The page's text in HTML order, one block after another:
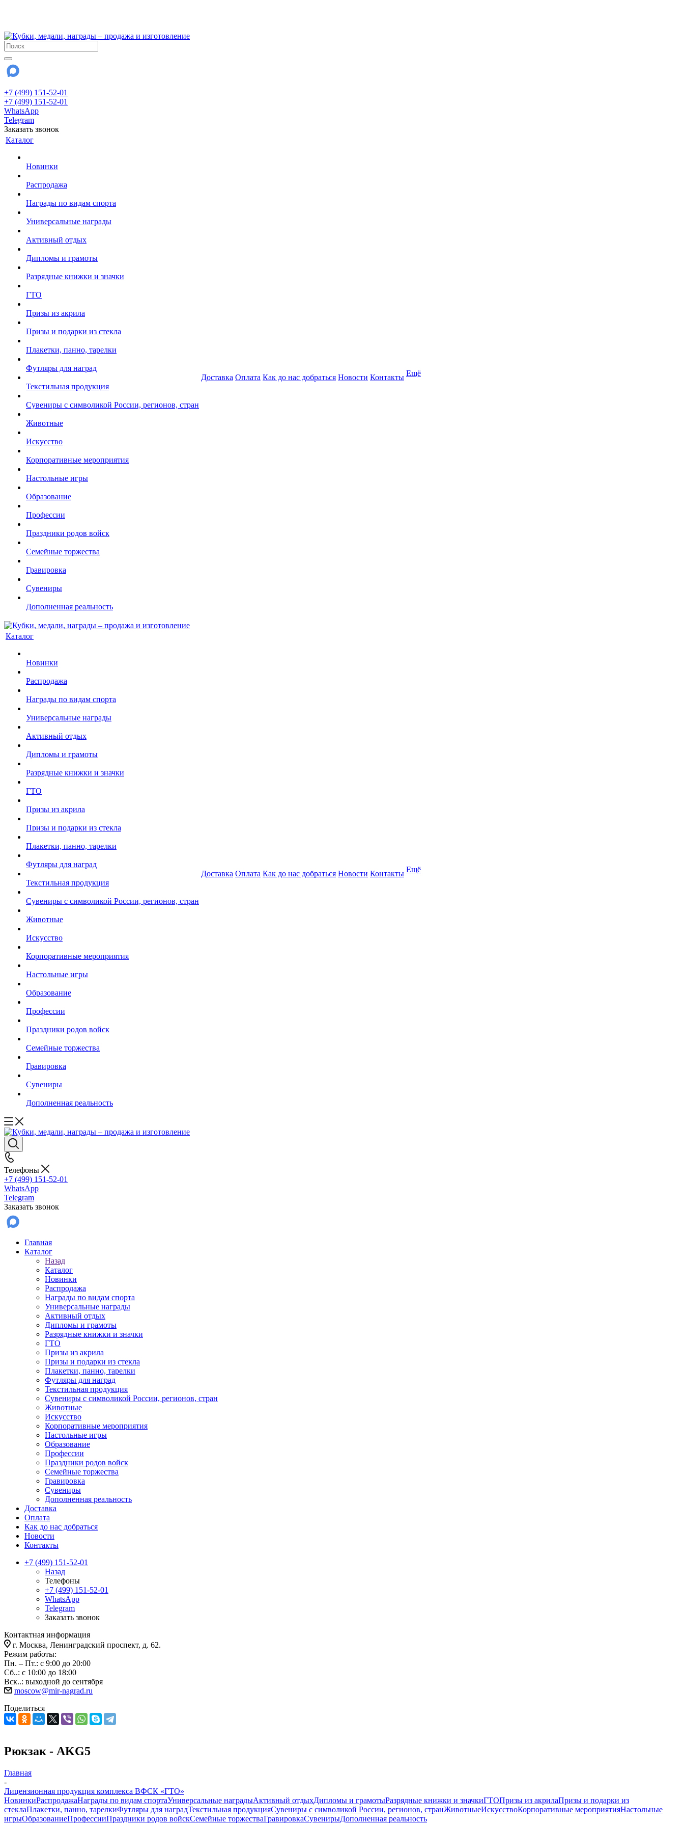
+7 (499) 151-52-01
+7 (499) 151-52-01
WhatsApp
Telegram
Заказать звонок
Каталог
Новинки
Распродажа
Награды по видам спорта
Универсальные награды
Активный отдых
Дипломы и грамоты
Разрядные книжки и значки
ГТО
Призы из акрила
Призы и подарки из стекла
Плакетки, панно, тарелки
Футляры для наград
Текстильная продукция
Сувениры с символикой России, регионов, стран
Животные
Искусство
Корпоративные мероприятия
Настольные игры
Образование
Профессии
Праздники родов войск
Семейные торжества
Гравировка
Сувениры
Дополненная реальность
Доставка Оплата Как до нас добраться Новости Контакты Ещё
Каталог
Новинки
Распродажа
Награды по видам спорта
Универсальные награды
Активный отдых
Дипломы и грамоты
Разрядные книжки и значки
ГТО
Призы из акрила
Призы и подарки из стекла
Плакетки, панно, тарелки
Футляры для наград
Текстильная продукция
Сувениры с символикой России, регионов, стран
Животные
Искусство
Корпоративные мероприятия
Настольные игры
Образование
Профессии
Праздники родов войск
Семейные торжества
Гравировка
Сувениры
Дополненная реальность
Доставка Оплата Как до нас добраться Новости Контакты Ещё
Телефоны
+7 (499) 151-52-01
WhatsApp
Telegram
Заказать звонок
Главная
Каталог
Назад
Каталог
Новинки
Распродажа
Награды по видам спорта
Универсальные награды
Активный отдых
Дипломы и грамоты
Разрядные книжки и значки
ГТО
Призы из акрила
Призы и подарки из стекла
Плакетки, панно, тарелки
Футляры для наград
Текстильная продукция
Сувениры с символикой России, регионов, стран
Животные
Искусство
Корпоративные мероприятия
Настольные игры
Образование
Профессии
Праздники родов войск
Семейные торжества
Гравировка
Сувениры
Дополненная реальность
Доставка
Оплата
Как до нас добраться
Новости
Контакты
+7 (499) 151-52-01
Назад
Телефоны
+7 (499) 151-52-01
WhatsApp
Telegram
Заказать звонок
Контактная информация
г. Москва, Ленинградский проспект, д. 62.
Режим работы:
Пн. – Пт.: с 9:00 до 20:00
Сб..: с 10:00 до 18:00
Вск..: выходной до сентября
moscow@mir-nagrad.ru
Поделиться
Рюкзак - AKG5
Главная
-
Лицензионная продукция комплекса ВФСК «ГТО»
НовинкиРаспродажаНаграды по видам спортаУниверсальные наградыАктивный отдыхДипломы и грамотыРазрядные книжки и значкиГТОПризы из акрилаПризы и подарки из
стеклаПлакетки, панно, тарелкиФутляры для наградТекстильная продукцияСувениры с символикой России, регионов, странЖивотныеИскусствоКорпоративные мероприятияНастольные
игрыОбразованиеПрофессииПраздники родов войскСемейные торжестваГравировкаСувенирыДополненная реальность